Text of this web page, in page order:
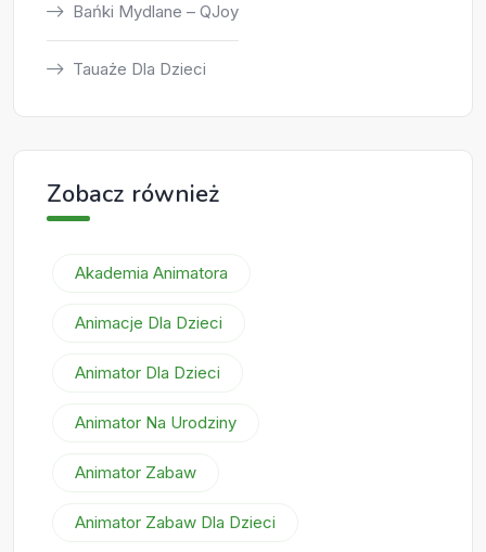
Bańki Mydlane – QJoy
Tauaże Dla Dzieci
Zobacz również
Akademia Animatora
Animacje Dla Dzieci
Animator Dla Dzieci
Animator Na Urodziny
Animator Zabaw
Animator Zabaw Dla Dzieci